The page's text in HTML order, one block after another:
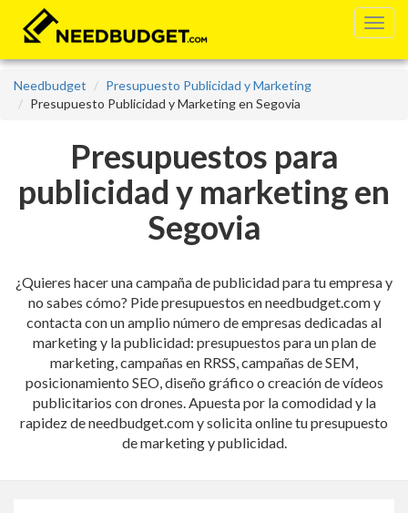
Needbudget
Presupuesto Publicidad y Marketing
Presupuesto Publicidad y Marketing en Segovia
Presupuestos para
publicidad y marketing en
Segovia
¿Quieres hacer una campaña de publicidad para tu empresa y
no sabes cómo? Pide presupuestos en needbudget.com y
contacta con un amplio número de empresas dedicadas al
marketing y la publicidad: presupuestos para un plan de
marketing, campañas en RRSS, campañas de SEM,
posicionamiento SEO, diseño gráfico o creación de vídeos
publicitarios con drones. Apuesta por la comodidad y la
rapidez de needbudget.com y solicita online tu presupuesto
de marketing y publicidad.